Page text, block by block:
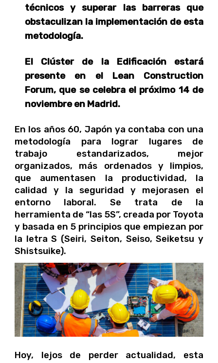
técnicos y superar las barreras que
obstaculizan la implementación de esta
metodología.
El Clúster de la Edificación estará
presente en el Lean Construction
Forum, que se celebra el próximo 14 de
noviembre en Madrid.
En los años 60, Japón ya contaba con una
metodología para lograr lugares de
trabajo estandarizados, mejor
organizados, más ordenados y limpios,
que aumentasen la productividad, la
calidad y la seguridad y mejorasen el
entorno laboral. Se trata de la
herramienta de “las 5S”, creada por Toyota
y basada en 5 principios que empiezan por
la letra S (Seiri, Seiton, Seiso, Seiketsu y
Shistsuike).
Hoy, lejos de perder actualidad, esta